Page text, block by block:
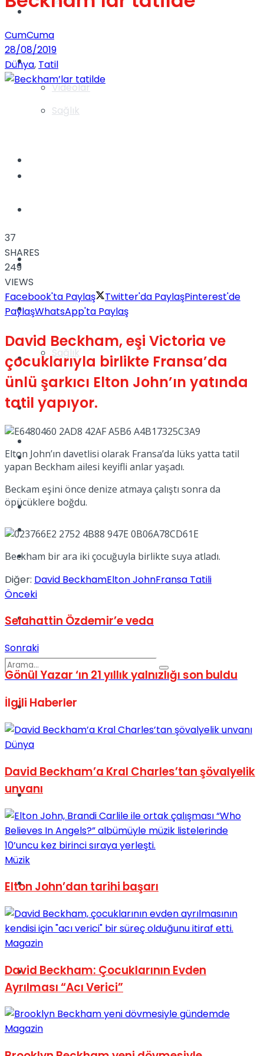
Videolar
Sağlık
Kadınca
Dünya
Türkiye
Müzik
Sinema
Tatil
Gündem
Yaşam
Sağlık
Dünya
Türkiye
Müzik
Sinema
Tatil
Spor
Podcast
No Result
View All Result
CumCuma
28/08/2019
Dünya, Tatil
37
SHARES
249
VIEWS
Facebook'ta Paylaş
Twitter'da PaylaşPinterest'de
PaylaşWhatsApp'ta Paylaş
David Beckham, eşi Victoria ve
çocuklarıyla birlikte Fransa’da
ünlü şarkıcı Elton John’ın yatında
tatil yapıyor.
Elton John’ın davetlisi olarak Fransa’da lüks yatta tatil
yapan Beckham ailesi keyifli anlar yaşadı.
Beckam eşini önce denize atmaya çalıştı sonra da
öpücüklere boğdu.
Beckham bir ara iki çocuğuyla birlikte suya atladı.
Diğer: David BeckhamElton JohnFransa Tatili
Önceki
Selahattin Özdemir’e veda
Sonraki
Gönül Yazar ‘ın 21 yıllık yalnızlığı son buldu
İlgili Haberler
Dünya
David Beckham’a Kral Charles’tan şövalyelik
unvanı
Müzik
Elton John’dan tarihi başarı
Magazin
David Beckham: Çocuklarının Evden
Ayrılması “Acı Verici”
Magazin